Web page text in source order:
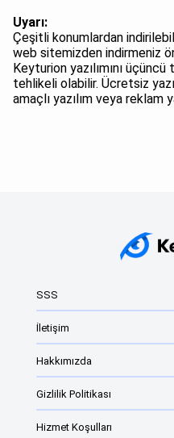
Uyarı:
Çeşitli konumlardan
web sitemizden indirmeniz
Keyturion yazılımını
tehlikeli olabilir. Ücretsiz
amaçlı yazılım veya reklam
SSS
İletişim
Hakkımızda
Gizlilik Politikası
Hizmet Koşulları